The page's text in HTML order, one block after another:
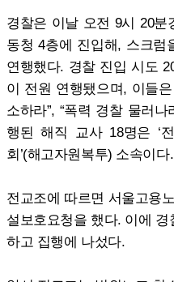
경찰은 이날 오전 9시 20분
동청 4층에 진입해, 스크럼
연행했다. 경찰 진입 시도
이 전원 연행됐으며, 이들
소하라”, “폭력 경찰 물러
행된 해직 교사 18명은 ‘
회’(해고자원복투) 소속이다.
전교조에 따르면 서울고용
설보호요청을 했다. 이에
하고 집행에 나섰다.